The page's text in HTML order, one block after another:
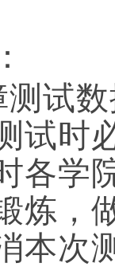
试
试时
各学
炼，
本次